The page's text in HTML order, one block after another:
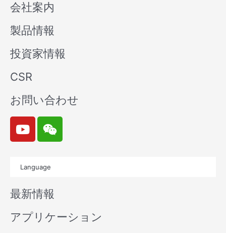
会社案内
製品情報
投資家情報
CSR
お問い合わせ
Y
o
u
b
e
W
e
i
n
Language
最新情報
アプリケーション